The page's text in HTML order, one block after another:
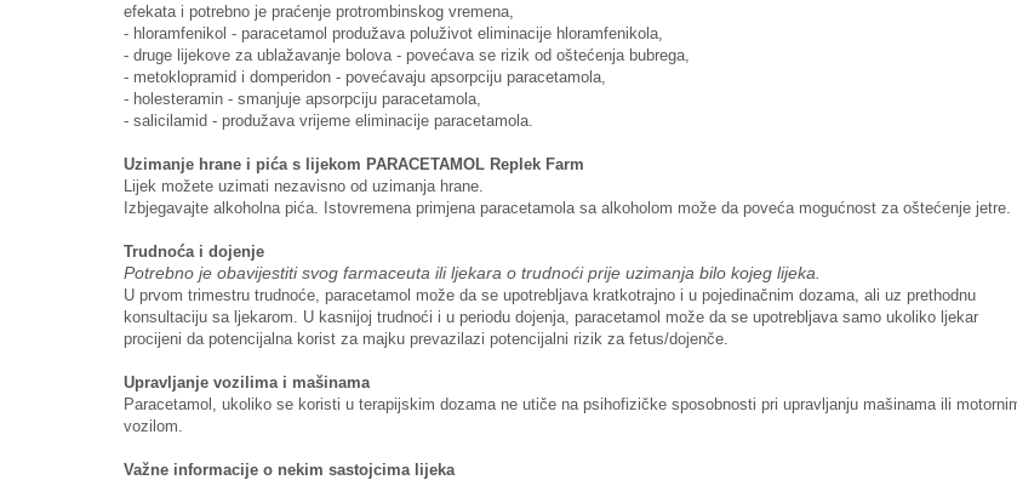
efekata i potrebno je praćenje protrombinskog vremena,
- hloramfenikol - paracetamol produžava poluživot eliminacije hloramfenikola,
- druge lijekove za ublažavanje bolova - povećava se rizik od oštećenja bubrega,
- metoklopramid i domperidon - povećavaju apsorpciju paracetamola,
- holesteramin - smanjuje apsorpciju paracetamola,
- salicilamid - produžava vrijeme eliminacije paracetamola.
Uzimanje hrane i pića s lijekom PARACETAMOL Replek Farm
Lijek možete uzimati nezavisno od uzimanja hrane.
Izbjegavajte alkoholna pića. Istovremena primjena paracetamola sa alkoholom može da poveća mogućnost za oštećenje jetre.
Trudnoća i dojenje
Potrebno je obavijestiti svog farmaceuta ili ljekara o trudnoći prije uzimanja bilo kojeg lijeka.
U prvom trimestru trudnoće, paracetamol može da se upotrebljava kratkotrajno i u pojedinačnim dozama, ali uz prethodnu
konsultaciju sa ljekarom. U kasnijoj trudnoći i u periodu dojenja, paracetamol može da se upotrebljava samo ukoliko ljekar
procijeni da potencijalna korist za majku prevazilazi potencijalni rizik za fetus/dojenče.
Upravljanje vozilima i mašinama
Paracetamol, ukoliko se koristi u terapijskim dozama ne utiče na psihofizičke sposobnosti pri upravljanju mašinama ili
vozilom.
Važne informacije o nekim sastojcima lijeka